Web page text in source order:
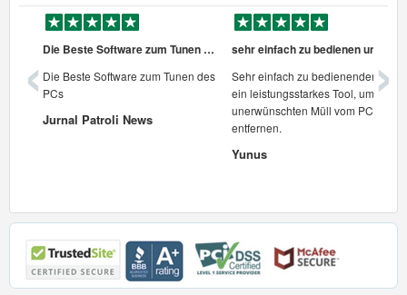
Die Beste Software zum Tunen des PCs
Die Beste Software zum Tunen des
PCs
Jurnal Patroli News
Sehr einfach zu bedienenden und
ein leistungsstarkes Tool, um
unerwünschten Müll vom PC zu
entfernen.
Yunus
‹ ›